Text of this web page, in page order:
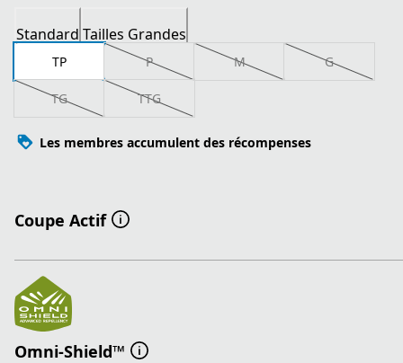
Standard Tailles Grandes
TP P M G
TG TTG
Les membres accumulent des récompenses
Coupe Actif
Omni-Shield™